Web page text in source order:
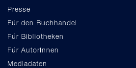
Presse
Für den Buchhandel
Für Bibliotheken
Für AutorInnen
Mediadaten